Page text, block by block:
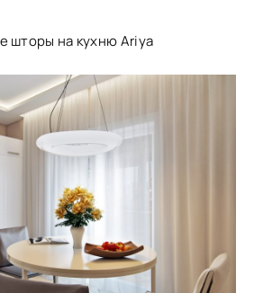
шторы на кухню Ariya